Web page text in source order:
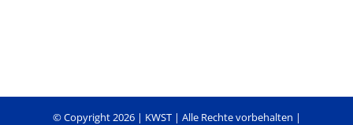
© Copyright2026 | KWST | Alle Rechte vorbehalten |